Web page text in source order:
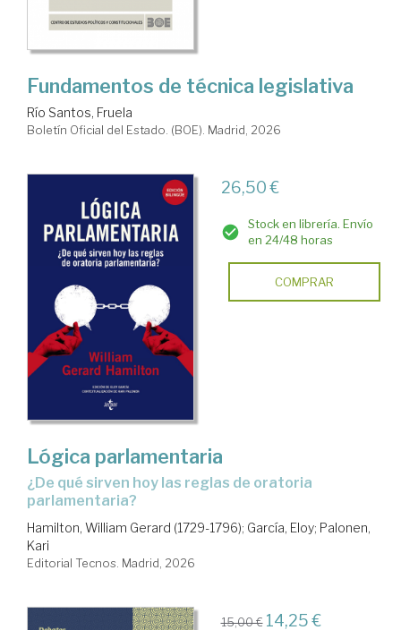
Fundamentos de técnica legislativa
Río Santos, Fruela
Boletín Oficial del Estado. (BOE). Madrid, 2026
26,50 €
Stock en librería. Envío
en 24/48 horas
COMPRAR
Lógica parlamentaria
¿De qué sirven hoy las reglas de oratoria
parlamentaria?
Hamilton, William Gerard (1729-1796); García, Eloy; Palonen,
Kari
Editorial Tecnos. Madrid, 2026
15,00 € 14,25 €